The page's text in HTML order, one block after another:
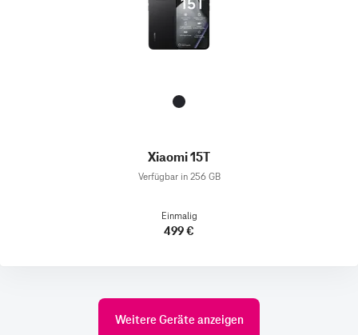
Xiaomi 15T
Verfügbar in 256 GB
Einmalig
499 €
Weitere Geräte anzeigen